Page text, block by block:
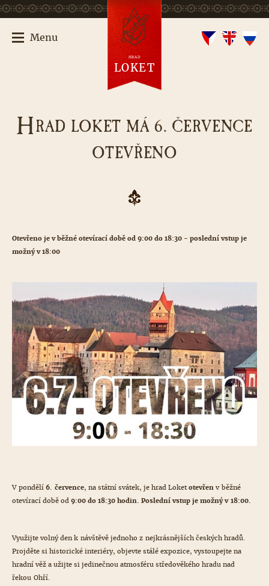
HRAD LOKET MÁ 6. ČERVENCE
OTEVŘENO
Otevřeno je v běžné otevírací době od 9:00 do 18:30 - poslední vstup je
možný v 18:00
V pondělí 6. července, na státní svátek, je hrad Loketotevřen v běžné
otevírací době od 9:00 do 18:30 hodin. Poslední vstup je možný v 18:00.
Využijte volný den k návštěvě jednoho z nejkrásnějších českých hradů.
Projděte si historické interiéry, objevte stálé expozice, vystoupejte na
hradní věž a užijte si jedinečnou atmosféru středověkého hradu nad
řekou Ohří.
Menu
HRAD
LOKET